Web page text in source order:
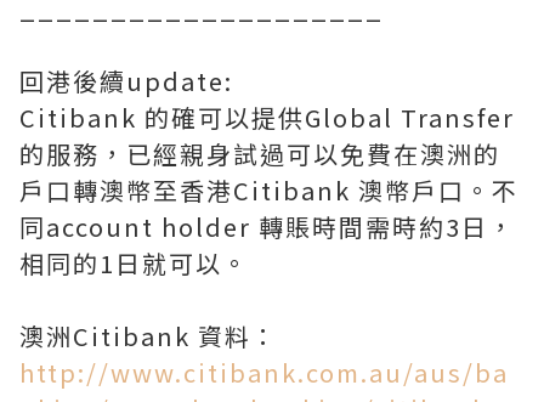
回港後續update:
Citibank 的確可以提供Global Transfer
的服務，已經親身試過可以免費在澳洲的
戶口轉澳幣至香港Citibank 澳幣戶口。不
同account holder 轉賬時間需時約3日，
相同的1日就可以。
澳洲Citibank 資料：
http://www.citibank.com.au/aus/ba